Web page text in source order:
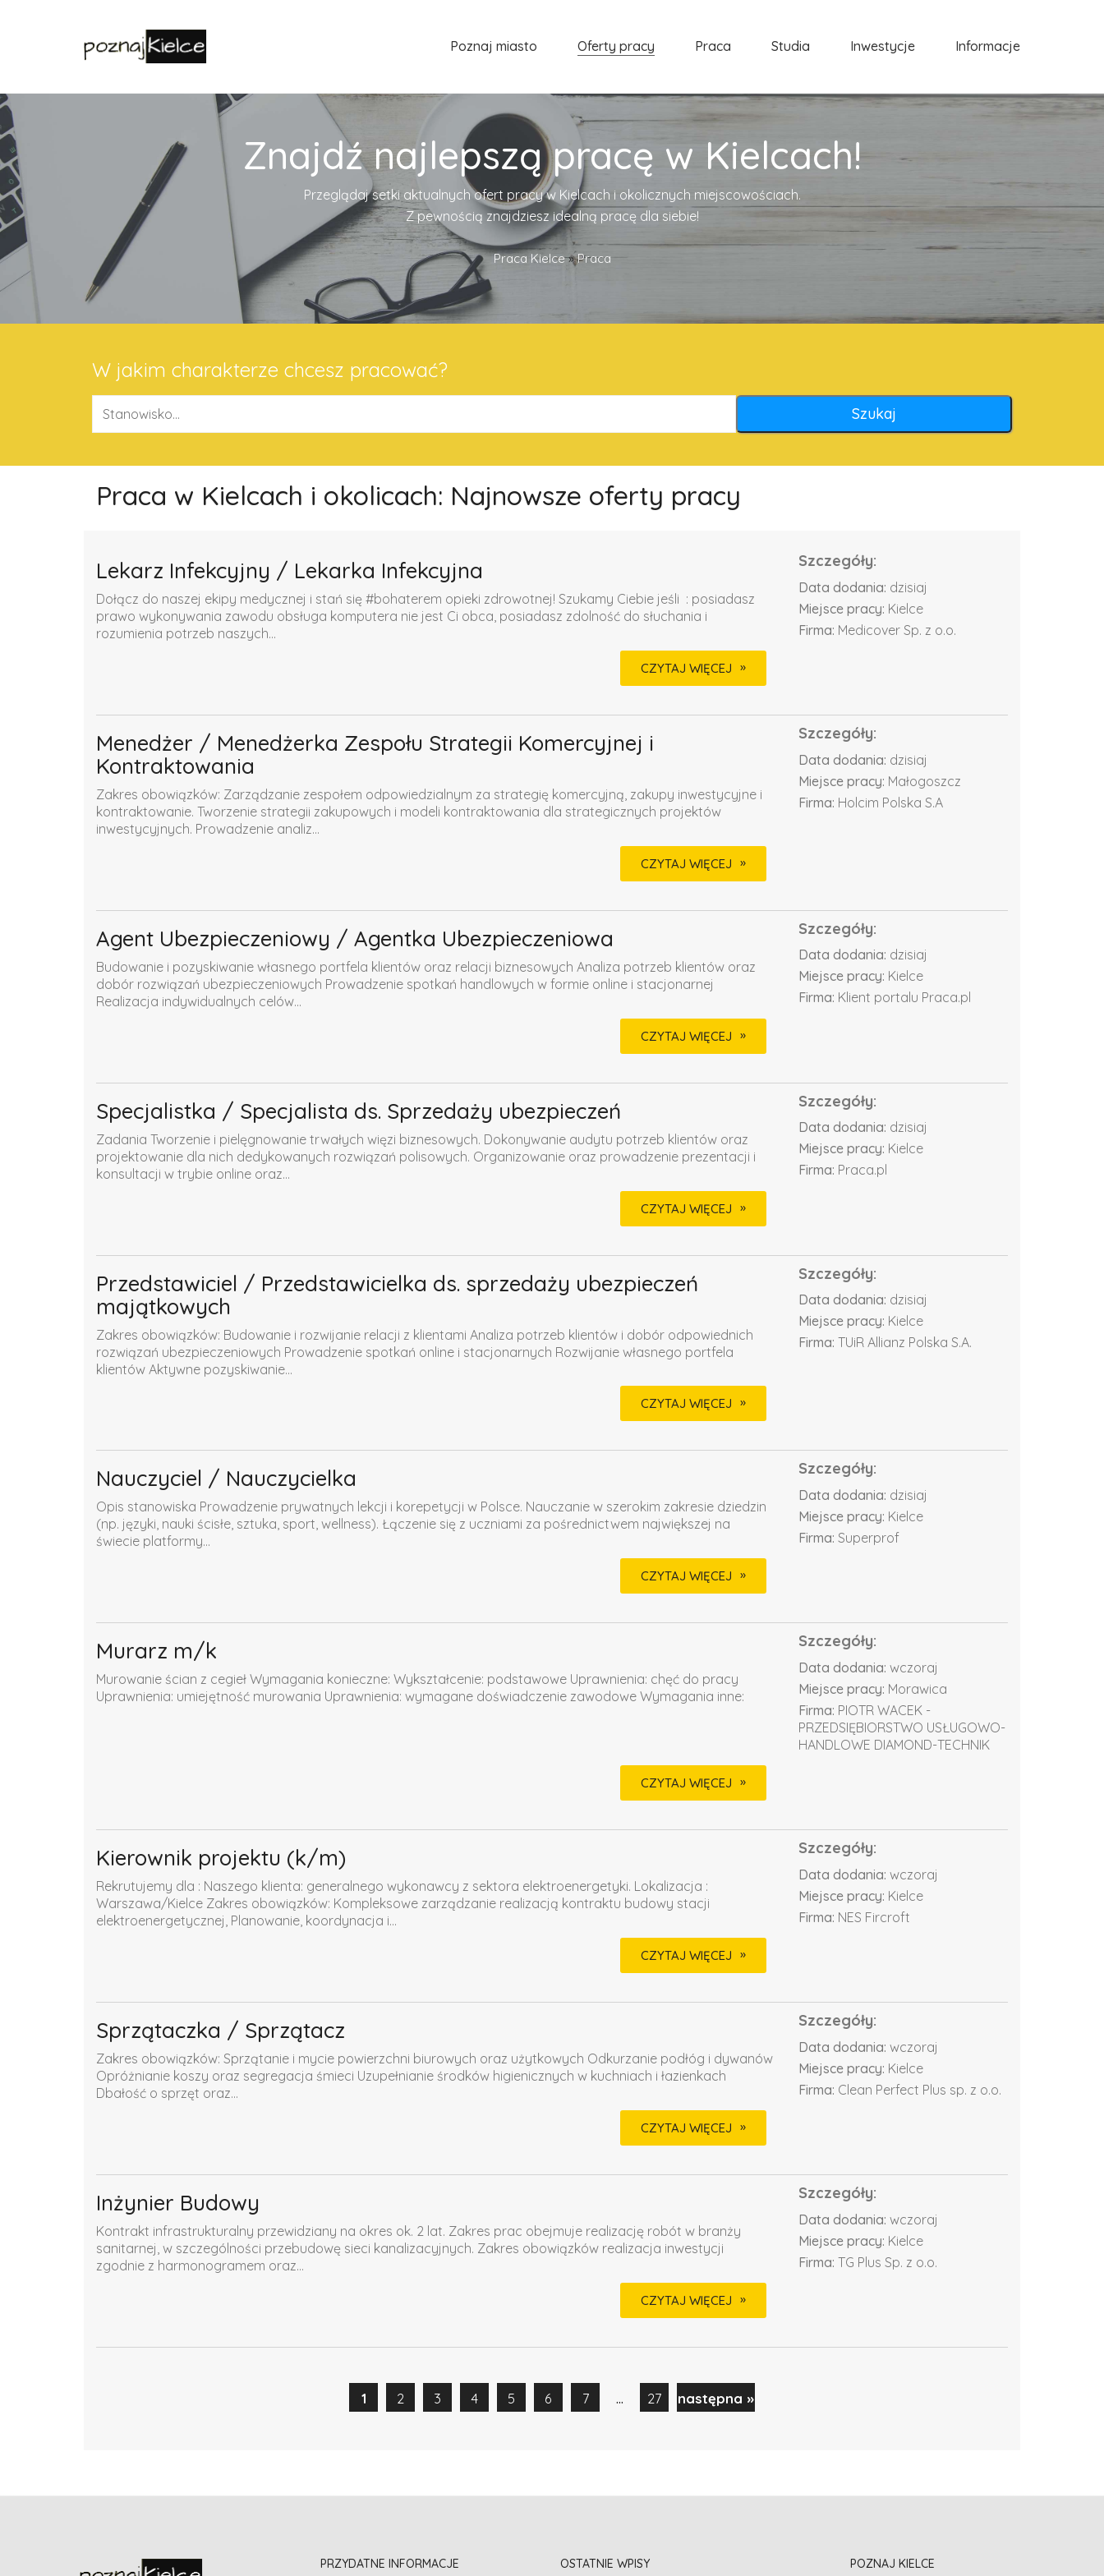
Poznaj miasto Oferty pracy Praca Studia Inwestycje Informacje
Znajdź najlepszą pracę w Kielcach!
Przeglądaj setki aktualnych ofert pracy w Kielcach i okolicznych miejscowościach.
Z pewnością znajdziesz idealną pracę dla siebie!
Praca Kielce»Praca
W jakim charakterze chcesz pracować?
Praca w Kielcach i okolicach: Najnowsze oferty pracy
Lekarz Infekcyjny / Lekarka Infekcyjna
Dołącz do naszej ekipy medycznej i stań się #bohaterem opieki zdrowotnej! Szukamy Ciebie jeśli ​ : posiadasz
prawo wykonywania zawodu obsługa komputera nie jest Ci obca, posiadasz zdolność do słuchania i
rozumienia potrzeb naszych...
Szczegóły:
Data dodania: dzisiaj
Miejsce pracy: Kielce
Firma: Medicover Sp. z o.o.
CZYTAJ WIĘCEJ
Menedżer / Menedżerka Zespołu Strategii Komercyjnej i
Kontraktowania
Zakres obowiązków: Zarządzanie zespołem odpowiedzialnym za strategię komercyjną, zakupy inwestycyjne i
kontraktowanie. Tworzenie strategii zakupowych i modeli kontraktowania dla strategicznych projektów
inwestycyjnych. Prowadzenie analiz...
Szczegóły:
Data dodania: dzisiaj
Miejsce pracy: Małogoszcz
Firma: Holcim Polska S.A
CZYTAJ WIĘCEJ
Agent Ubezpieczeniowy / Agentka Ubezpieczeniowa
Budowanie i pozyskiwanie własnego portfela klientów oraz relacji biznesowych Analiza potrzeb klientów oraz
dobór rozwiązań ubezpieczeniowych Prowadzenie spotkań handlowych w formie online i stacjonarnej
Realizacja indywidualnych celów...
Szczegóły:
Data dodania: dzisiaj
Miejsce pracy: Kielce
Firma: Klient portalu Praca.pl
CZYTAJ WIĘCEJ
Specjalistka / Specjalista ds. Sprzedaży ubezpieczeń
Zadania Tworzenie i pielęgnowanie trwałych więzi biznesowych. Dokonywanie audytu potrzeb klientów oraz
projektowanie dla nich dedykowanych rozwiązań polisowych. Organizowanie oraz prowadzenie prezentacji i
konsultacji w trybie online oraz...
Szczegóły:
Data dodania: dzisiaj
Miejsce pracy: Kielce
Firma: Praca.pl
CZYTAJ WIĘCEJ
Przedstawiciel / Przedstawicielka ds. sprzedaży ubezpieczeń
majątkowych
Zakres obowiązków: Budowanie i rozwijanie relacji z klientami Analiza potrzeb klientów i dobór odpowiednich
rozwiązań ubezpieczeniowych Prowadzenie spotkań online i stacjonarnych Rozwijanie własnego portfela
klientów Aktywne pozyskiwanie...
Szczegóły:
Data dodania: dzisiaj
Miejsce pracy: Kielce
Firma: TUiR Allianz Polska S.A.
CZYTAJ WIĘCEJ
Nauczyciel / Nauczycielka
Opis stanowiska Prowadzenie prywatnych lekcji i korepetycji w Polsce. Nauczanie w szerokim zakresie dziedzin
(np. języki, nauki ścisłe, sztuka, sport, wellness). Łączenie się z uczniami za pośrednictwem największej na
świecie platformy...
Szczegóły:
Data dodania: dzisiaj
Miejsce pracy: Kielce
Firma: Superprof
CZYTAJ WIĘCEJ
Murarz m/k
Murowanie ścian z cegieł Wymagania konieczne: Wykształcenie: podstawowe Uprawnienia: chęć do pracy
Uprawnienia: umiejętność murowania Uprawnienia: wymagane doświadczenie zawodowe Wymagania inne:
Szczegóły:
Data dodania: wczoraj
Miejsce pracy: Morawica
Firma: PIOTR WACEK -
PRZEDSIĘBIORSTWO USŁUGOWO-
HANDLOWE DIAMOND-TECHNIK
CZYTAJ WIĘCEJ
Kierownik projektu (k/m)
Rekrutujemy dla : Naszego klienta: generalnego wykonawcy z sektora elektroenergetyki. Lokalizacja :
Warszawa/Kielce Zakres obowiązków: Kompleksowe zarządzanie realizacją kontraktu budowy stacji
elektroenergetycznej, Planowanie, koordynacja i...
Szczegóły:
Data dodania: wczoraj
Miejsce pracy: Kielce
Firma: NES Fircroft
CZYTAJ WIĘCEJ
Sprzątaczka / Sprzątacz
Zakres obowiązków: Sprzątanie i mycie powierzchni biurowych oraz użytkowych Odkurzanie podłóg i dywanów
Opróżnianie koszy oraz segregacja śmieci Uzupełnianie środków higienicznych w kuchniach i łazienkach
Dbałość o sprzęt oraz...
Szczegóły:
Data dodania: wczoraj
Miejsce pracy: Kielce
Firma: Clean Perfect Plus sp. z o.o.
CZYTAJ WIĘCEJ
Inżynier Budowy
Kontrakt infrastrukturalny przewidziany na okres ok. 2 lat. Zakres prac obejmuje realizację robót w branży
sanitarnej, w szczególności przebudowę sieci kanalizacyjnych. Zakres obowiązków realizacja inwestycji
zgodnie z harmonogramem oraz...
Szczegóły:
Data dodania: wczoraj
Miejsce pracy: Kielce
Firma: TG Plus Sp. z o.o.
CZYTAJ WIĘCEJ
1 2 3 4 5 6 7 ... 27 następna »
PRZYDATNE INFORMACJE OSTATNIE WPISY POZNAJ KIELCE